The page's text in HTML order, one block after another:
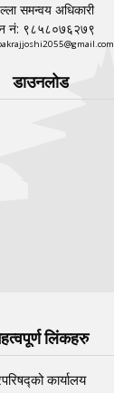
समन्वय अधिकारी
नं: ९८५८०७६२७९
डाउनलोड
लिंकहरु
कार्यालय